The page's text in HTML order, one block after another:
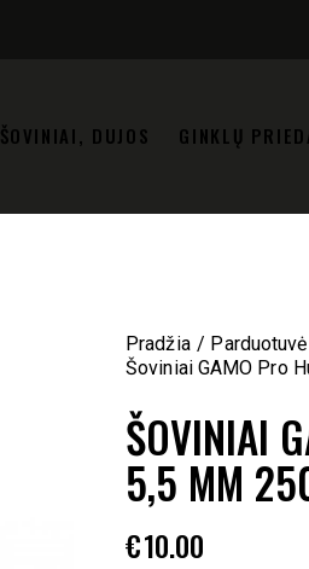
ŠOVINIAI, DUJOS GINKLŲ
Pradžia Parduotuvė
Šoviniai GAMO Pro
ŠOVINIAI
5,5 MM
€10.00